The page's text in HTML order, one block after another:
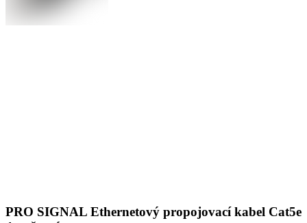
PRO SIGNAL Ethernetový propojovací kabel Cat5e